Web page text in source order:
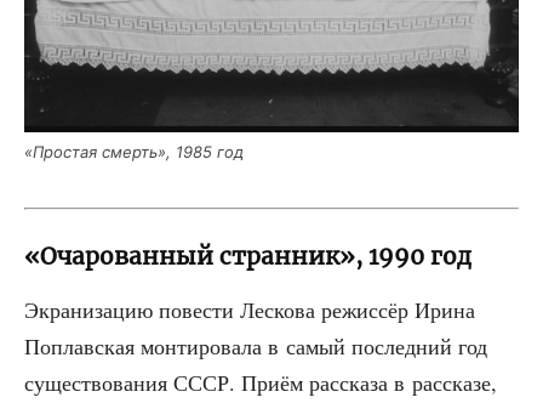
«Про­стая смерть», 1985 год
«Очарованный странник», 1990 год
Экра­ни­за­цию пове­сти Лес­ко­ва режис­сёр Ири­на
Поплав­ская мон­ти­ро­ва­ла в самый послед­ний год
суще­ство­ва­ния СССР. При­ём рас­ска­за в рас­ска­зе,